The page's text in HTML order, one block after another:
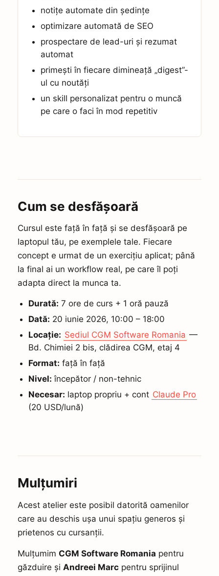
notițe automate din ședințe
optimizare automată de SEO
prospectare de lead-uri și rezumat
automat
primești în fiecare dimineață „digest”-
ul cu noutăți
un skill personalizat pentru o muncă
pe care o faci în mod repetitiv
Cum se desfășoară
Cursul este față în față și se desfășoară pe
laptopul tău, pe exemplele tale. Fiecare
concept e urmat de un exercițiu aplicat; până
la final ai un workflow real, pe care îl poți
adapta direct la munca ta.
Durată: 7 ore de curs + 1 oră pauză
Dată: 20 iunie 2026, 10:00 – 18:00
Locație: Sediul CGM Software Romania —
Bd. Chimiei 2 bis, clădirea CGM, etaj 4
Format: față în față
Nivel: începător / non-tehnic
Necesar: laptop propriu + cont Claude Pro
(20 USD/lună)
Mulțumiri
Acest atelier este posibil datorită oamenilor
care au deschis ușa unui spațiu generos și
prietenos cu cursanții.
Mulțumim CGM Software Romania pentru
găzduire și Andreei Marc pentru sprijinul